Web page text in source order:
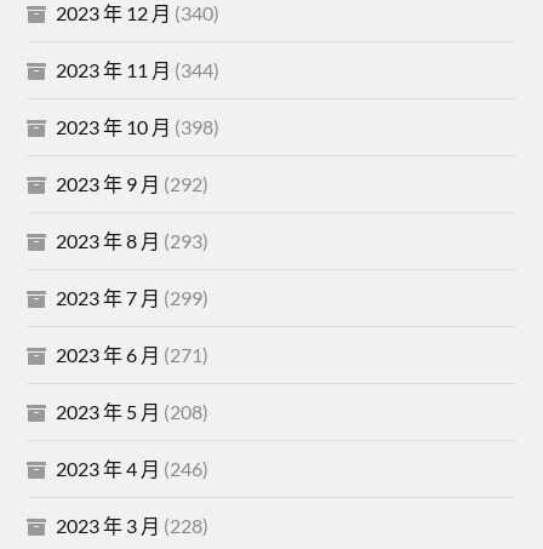
2023 年 12 月 (340)
2023 年 11 月 (344)
2023 年 10 月 (398)
2023 年 9 月 (292)
2023 年 8 月 (293)
2023 年 7 月 (299)
2023 年 6 月 (271)
2023 年 5 月 (208)
2023 年 4 月 (246)
2023 年 3 月 (228)